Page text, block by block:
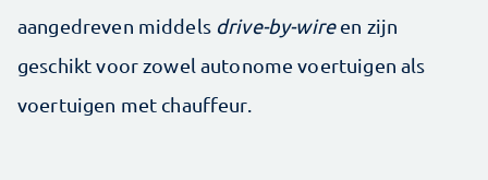
aangedreven middels drive-by-wireen zijn
geschikt voor zowel autonome voertuigen als
voertuigen met chauffeur.